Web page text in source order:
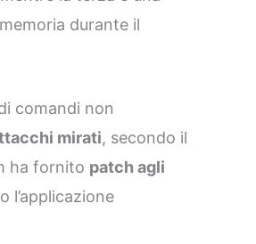
durante il
comandi non
mirati, secondo il
ha fornito patch agli
l’applicazione